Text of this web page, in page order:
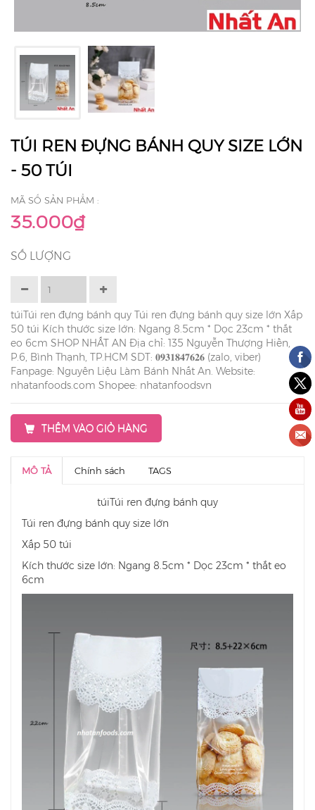
TÚI REN ĐỰNG BÁNH QUY SIZE LỚN
- 50 TÚI
MÃ SỐ SẢN PHẨM :
35.000₫
SỐ LƯỢNG
túiTúi ren đựng bánh quy Túi ren đựng bánh quy size lớn Xấp
50 túi Kích thước size lớn: Ngang 8.5cm * Dọc 23cm * thắt
eo 6cm SHOP NHẤT AN Địa chỉ: 135 Nguyễn Thượng Hiền,
P.6, Bình Thạnh, TP.HCM SDT: 𝟎𝟗𝟑𝟏𝟖𝟒𝟕𝟔𝟐𝟔 (zalo, viber)
Fanpage: Nguyên Liệu Làm Bánh Nhất An. Website:
nhatanfoods.com Shopee: nhatanfoodsvn
THÊM VÀO GIỎ HÀNG
MÔ TẢ Chính sách TAGS
túiTúi ren đựng bánh quy
Túi ren đựng bánh quy size lớn
Xấp 50 túi
Kích thước size lớn: Ngang 8.5cm * Dọc 23cm * thắt eo
6cm